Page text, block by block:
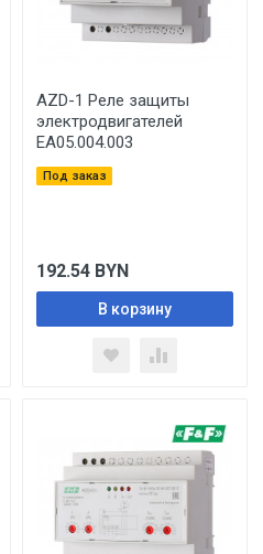
AZD-1 Реле защиты
электродвигателей
EA05.004.003
Под заказ
192.54 BYN
В корзину